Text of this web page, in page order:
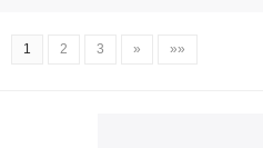
1 2 3 » »»